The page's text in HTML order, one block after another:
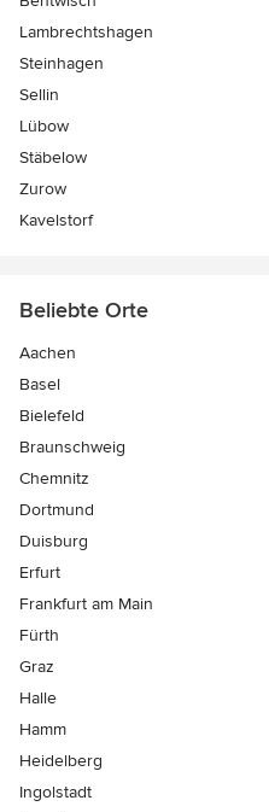
Lambrechtshagen
Steinhagen
Sellin
Lübow
Stäbelow
Zurow
Kavelstorf
Beliebte Orte
Aachen
Basel
Bielefeld
Braunschweig
Chemnitz
Dortmund
Duisburg
Erfurt
Frankfurt am Main
Fürth
Graz
Halle
Hamm
Heidelberg
Ingolstadt